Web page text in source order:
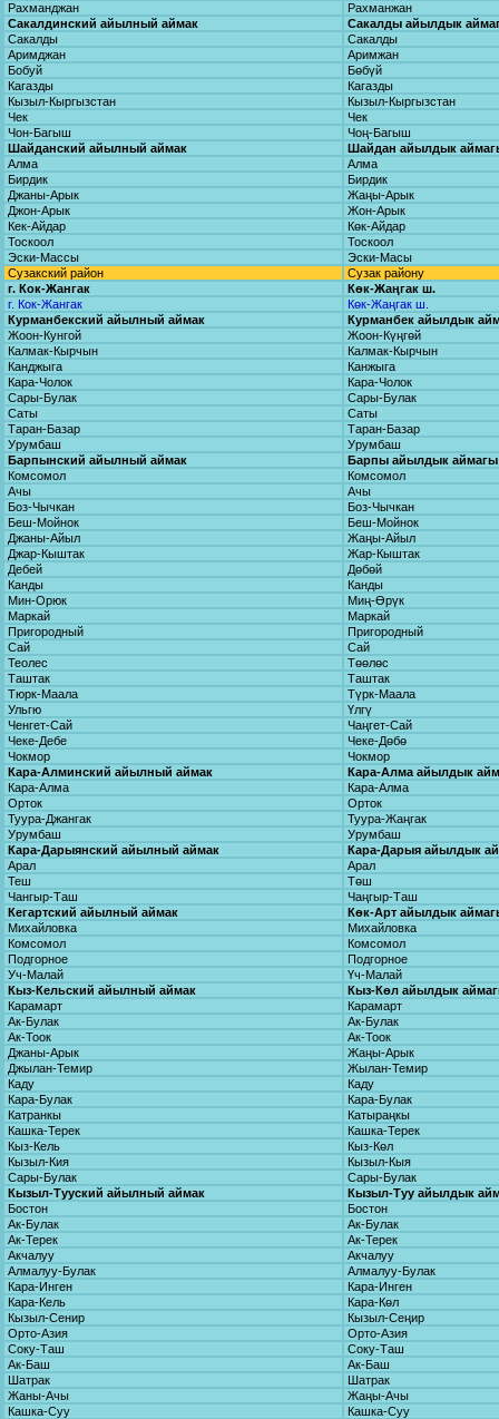
Рахманджан
Рахманжан
Сакалдинский айылный аймак
Сакалды айылдык
Сакалды
Сакалды
Аримджан
Аримжан
Бобуй
Бөбүй
Кагазды
Кагазды
Кызыл-Кыргызстан
Кызыл-Кыргызстан
Чек
Чек
Чон-Багыш
Чоң-Багыш
Шайданский айылный аймак
Шайдан айылдык
Алма
Алма
Бирдик
Бирдик
Джаны-Арык
Жаңы-Арык
Джон-Арык
Жон-Арык
Кек-Айдар
Көк-Айдар
Тоскоол
Тоскоол
Эски-Массы
Эски-Масы
Сузакский район
Сузак району
г. Кок-Жангак
Көк-Жаңгак ш.
г. Кок-Жангак
Көк-Жаңгак ш.
Курманбекский айылный аймак
Курманбек айылдык
Жоон-Кунгой
Жоон-Күңгөй
Калмак-Кырчын
Калмак-Кырчын
Канджыга
Канжыга
Кара-Чолок
Кара-Чолок
Сары-Булак
Сары-Булак
Саты
Саты
Таран-Базар
Таран-Базар
Урумбаш
Урумбаш
Барпынский айылный аймак
Барпы айылдык аймагы
Комсомол
Комсомол
Ачы
Ачы
Боз-Чычкан
Боз-Чычкан
Беш-Мойнок
Беш-Мойнок
Джаны-Айыл
Жаңы-Айыл
Джар-Кыштак
Жар-Кыштак
Дебей
Дөбөй
Канды
Канды
Мин-Орюк
Миң-Өрүк
Маркай
Маркай
Пригородный
Пригородный
Сай
Сай
Теолес
Төөлөс
Таштак
Таштак
Тюрк-Маала
Түрк-Маала
Ульгю
Үлгү
Ченгет-Сай
Чаңгет-Сай
Чеке-Дебе
Чеке-Дөбө
Чокмор
Чокмор
Кара-Алминский айылный аймак
Кара-Алма айылдык
Кара-Алма
Кара-Алма
Орток
Орток
Туура-Джангак
Туура-Жаңгак
Урумбаш
Урумбаш
Кара-Дарыянский айылный аймак
Кара-Дарыя айылдык
Арал
Арал
Теш
Төш
Чангыр-Таш
Чаңгыр-Таш
Кегартский айылный аймак
Көк-Арт айылдык
Михайловка
Михайловка
Комсомол
Комсомол
Подгорное
Подгорное
Уч-Малай
Үч-Малай
Кыз-Кельский айылный аймак
Кыз-Көл айылдык
Карамарт
Карамарт
Ак-Булак
Ак-Булак
Ак-Тоок
Ак-Тоок
Джаны-Арык
Жаңы-Арык
Джылан-Темир
Жылан-Темир
Каду
Каду
Кара-Булак
Кара-Булак
Катранкы
Катыраңкы
Кашка-Терек
Кашка-Терек
Кыз-Кель
Кыз-Көл
Кызыл-Кия
Кызыл-Кыя
Сары-Булак
Сары-Булак
Кызыл-Тууский айылный аймак
Кызыл-Туу айылдык
Бостон
Бостон
Ак-Булак
Ак-Булак
Ак-Терек
Ак-Терек
Акчалуу
Акчалуу
Алмалуу-Булак
Алмалуу-Булак
Кара-Инген
Кара-Инген
Кара-Кель
Кара-Көл
Кызыл-Сенир
Кызыл-Сеңир
Орто-Азия
Орто-Азия
Соку-Таш
Соку-Таш
Ак-Баш
Ак-Баш
Шатрак
Шатрак
Жаны-Ачы
Жаңы-Ачы
Кашка-Суу
Кашка-Суу